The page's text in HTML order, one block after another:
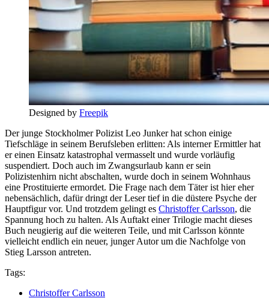
Designed by Freepik
Der junge Stockholmer Polizist Leo Junker hat schon einige
Tiefschläge in seinem Berufsleben erlitten: Als interner Ermittler hat
er einen Einsatz katastrophal vermasselt und wurde vorläufig
suspendiert. Doch auch im Zwangsurlaub kann er sein
Polizistenhirn nicht abschalten, wurde doch in seinem Wohnhaus
eine Prostituierte ermordet. Die Frage nach dem Täter ist hier eher
nebensächlich, dafür dringt der Leser tief in die düstere Psyche der
Hauptfigur vor. Und trotzdem gelingt es Christoffer Carlsson, die
Spannung hoch zu halten. Als Auftakt einer Trilogie macht dieses
Buch neugierig auf die weiteren Teile, und mit Carlsson könnte
vielleicht endlich ein neuer, junger Autor um die Nachfolge von
Stieg Larsson antreten.
Tags:
Christoffer Carlsson